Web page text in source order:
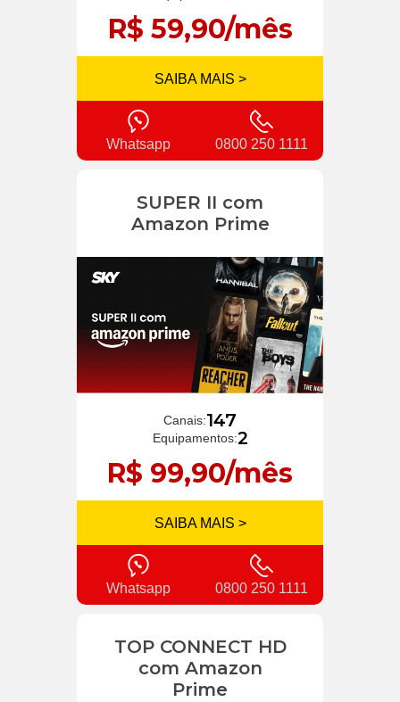
R$ 59,90/mês
SAIBA MAIS >
Whatsapp 0800 250 1111
SUPER II com
Amazon Prime
Canais:147
Equipamentos:2
R$ 99,90/mês
SAIBA MAIS >
Whatsapp 0800 250 1111
TOP CONNECT HD
com Amazon
Prime